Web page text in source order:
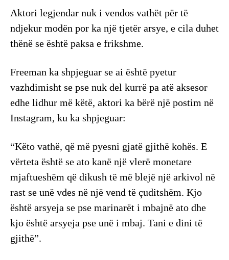
Aktori legjendar nuk i vendos vathët për të
ndjekur modën por ka një tjetër arsye, e cila duhet
thënë se është paksa e frikshme.
Freeman ka shpjeguar se ai është pyetur
vazhdimisht se pse nuk del kurrë pa atë aksesor
edhe lidhur më këtë, aktori ka bërë një postim në
Instagram, ku ka shpjeguar:
“Këto vathë, që më pyesni gjatë gjithë kohës. E
vërteta është se ato kanë një vlerë monetare
mjaftueshëm që dikush të më blejë një arkivol në
rast se unë vdes në një vend të çuditshëm. Kjo
është arsyeja se pse marinarët i mbajnë ato dhe
kjo është arsyeja pse unë i mbaj. Tani e dini të
gjithë”.